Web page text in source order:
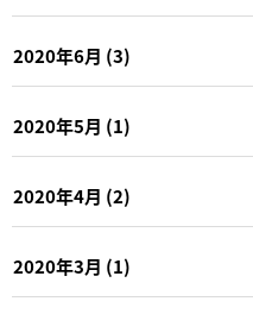
2020年6月 (3)
2020年5月 (1)
2020年4月 (2)
2020年3月 (1)